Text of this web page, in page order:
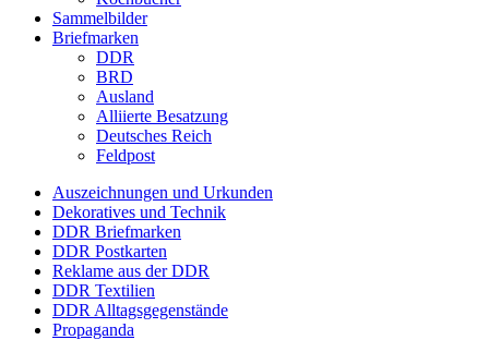
Sammelbilder
Briefmarken
DDR
BRD
Ausland
Alliierte Besatzung
Deutsches Reich
Feldpost
Auszeichnungen und Urkunden
Dekoratives und Technik
DDR Briefmarken
DDR Postkarten
Reklame aus der DDR
DDR Textilien
DDR Alltagsgegenstände
Propaganda